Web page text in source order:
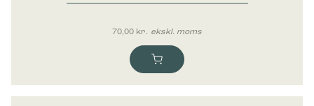
70,00 kr. ekskl. moms